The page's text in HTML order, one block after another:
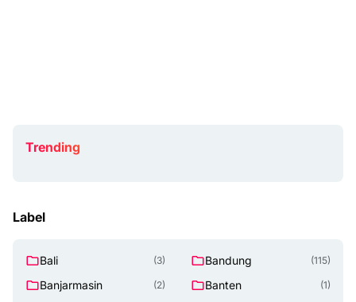
Trending
Label
Bali (3) Bandung (115)
Banjarmasin (2) Banten (1)